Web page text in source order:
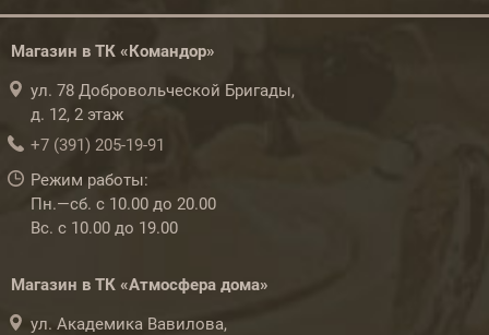
Магазин в ТК «Командор»
ул. 78 Добровольческой Бригады,
д. 12, 2 этаж
+7 (391) 205-19-91
Режим работы:
Пн.—сб. с 10.00 до 20.00
Вс. с 10.00 до 19.00
Магазин в ТК «Атмосфера дома»
ул. Академика Вавилова,